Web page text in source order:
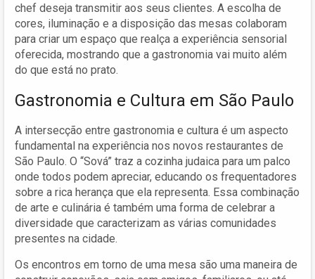
chef deseja transmitir aos seus clientes. A escolha de
cores, iluminação e a disposição das mesas colaboram
para criar um espaço que realça a experiência sensorial
oferecida, mostrando que a gastronomia vai muito além
do que está no prato.
Gastronomia e Cultura em São Paulo
A intersecção entre gastronomia e cultura é um aspecto
fundamental na experiência nos novos restaurantes de
São Paulo. O “Sová” traz a cozinha judaica para um palco
onde todos podem apreciar, educando os frequentadores
sobre a rica herança que ela representa. Essa combinação
de arte e culinária é também uma forma de celebrar a
diversidade que caracterizam as várias comunidades
presentes na cidade.
Os encontros em torno de uma mesa são uma maneira de